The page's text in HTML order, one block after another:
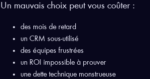
Un mauvais choix peut vous coûter :
des mois de retard
un CRM sous-utilisé
des équipes frustrées
un ROI impossible à prouver
une dette technique monstrueuse